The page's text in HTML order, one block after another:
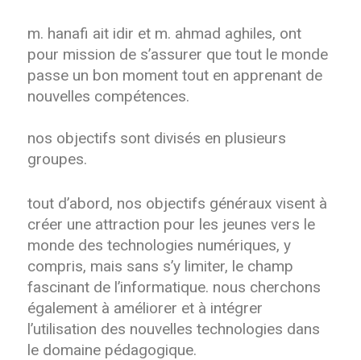
m. hanafi ait idir et m. ahmad aghiles, ont
pour mission de s’assurer que tout le monde
passe un bon moment tout en apprenant de
nouvelles compétences.
nos objectifs sont divisés en plusieurs
groupes.
tout d’abord, nos objectifs généraux visent à
créer une attraction pour les jeunes vers le
monde des technologies numériques, y
compris, mais sans s’y limiter, le champ
fascinant de l’informatique. nous cherchons
également à améliorer et à intégrer
l’utilisation des nouvelles technologies dans
le domaine pédagogique.